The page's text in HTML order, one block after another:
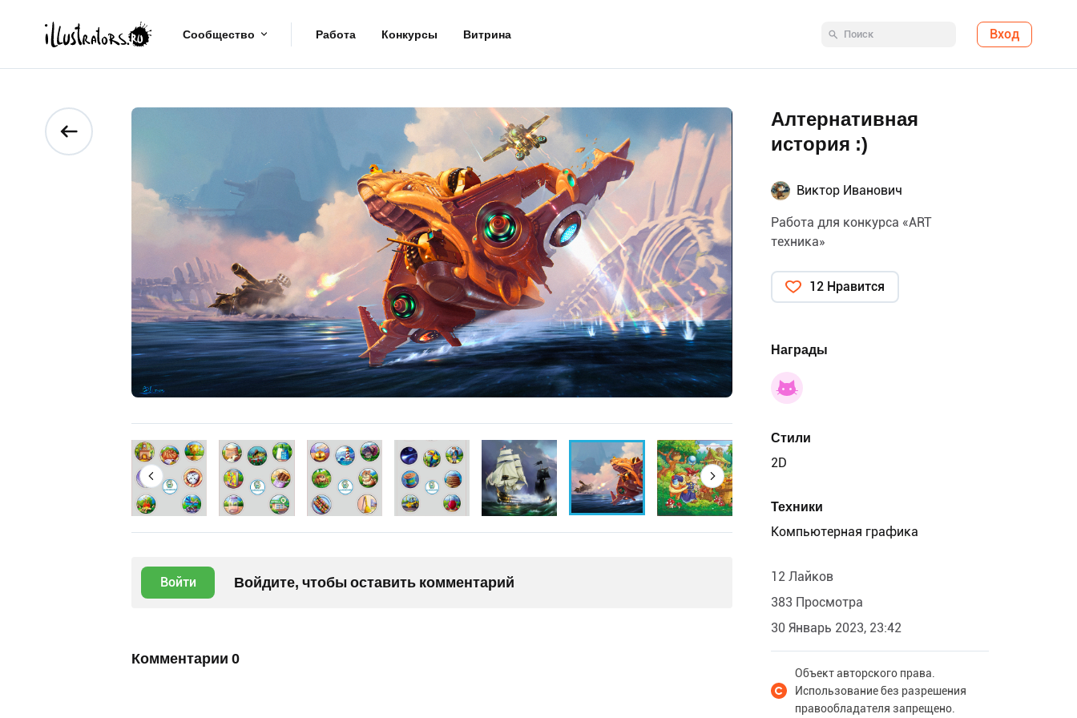
Сообщество Работа Конкурсы Витрина Вход
Войти Войдите, чтобы оставить комментарий
Комментарии 0
Алтернативная
история :)
Виктор Иванович
Работа для конкурса «ART
техника»
12 Нравится
Награды
Стили
2D
Техники
Компьютерная графика
12 Лайков
383 Просмотра
30 Январь 2023, 23:42
Объект авторского права.
Использование без разрешения
правообладателя запрещено.